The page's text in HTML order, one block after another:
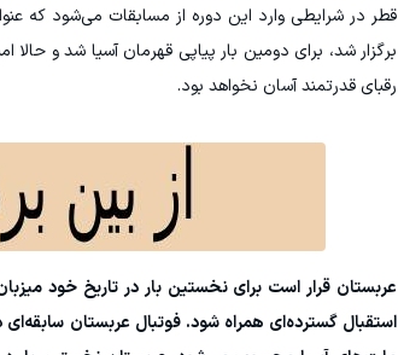
قطر در شرایطی وارد این دوره از مسابقات می‌شود که
برگزار شد، برای دومین بار پیاپی قهرمان آسیا شد و
رقبای قدرتمند آسان نخواهد بود.
عربستان قرار است برای نخستین بار در تاریخ خود
استقبال گسترده‌ای همراه شود. فوتبال عربستان سابقه‌ای